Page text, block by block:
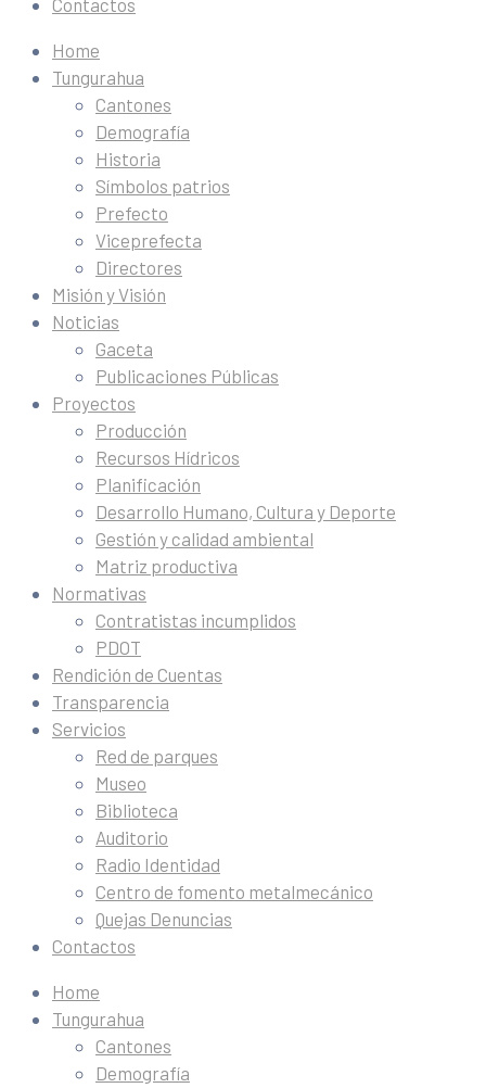
Contactos
Home
Tungurahua
Cantones
Demografía
Historia
Símbolos patrios
Prefecto
Viceprefecta
Directores
Misión y Visión
Noticias
Gaceta
Publicaciones Públicas
Proyectos
Producción
Recursos Hídricos
Planificación
Desarrollo Humano, Cultura y Deporte
Gestión y calidad ambiental
Matriz productiva
Normativas
Contratistas incumplidos
PDOT
Rendición de Cuentas
Transparencia
Servicios
Red de parques
Museo
Biblioteca
Auditorio
Radio Identidad
Centro de fomento metalmecánico
Quejas Denuncias
Contactos
Home
Tungurahua
Cantones
Demografía